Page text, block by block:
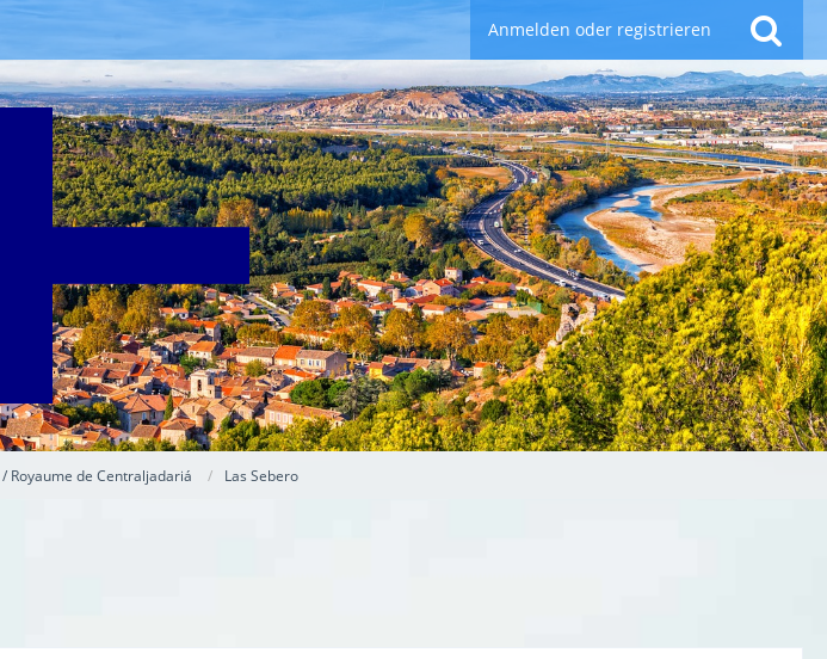
Anmelden oder registrieren
Royaume de Centraljadariá Las Sebero